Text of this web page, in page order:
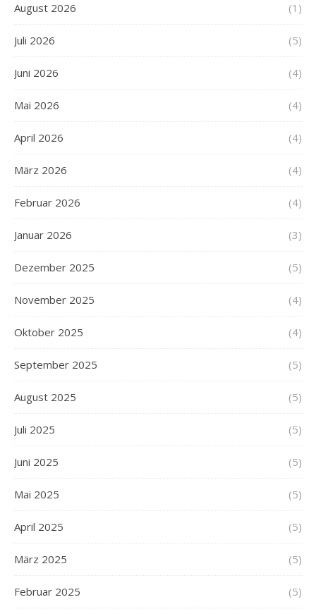
August 2026 (1)
Juli 2026 (5)
Juni 2026 (4)
Mai 2026 (4)
April 2026 (4)
März 2026 (4)
Februar 2026 (4)
Januar 2026 (3)
Dezember 2025 (5)
November 2025 (4)
Oktober 2025 (4)
September 2025 (5)
August 2025 (5)
Juli 2025 (5)
Juni 2025 (5)
Mai 2025 (5)
April 2025 (5)
März 2025 (5)
Februar 2025 (5)